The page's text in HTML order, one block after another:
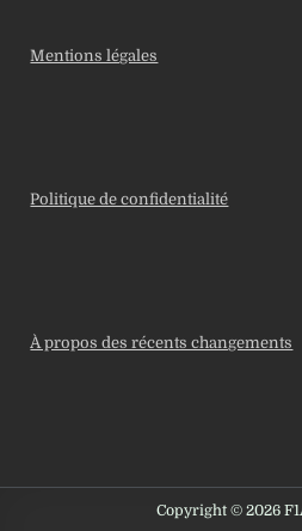
Mentions légales
Politique de confidentialité
À propos des récents changements
Copyright © 2026